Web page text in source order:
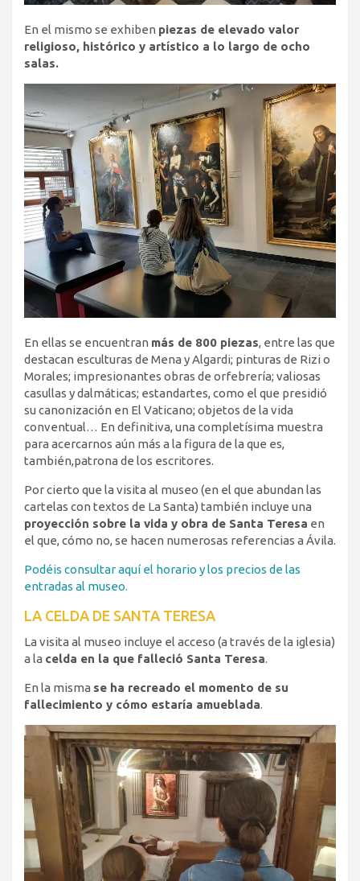
En el mismo se exhiben piezas de elevado valor
religioso, histórico y artístico a lo largo de ocho
salas.
En ellas se encuentran más de 800 piezas, entre las que
destacan esculturas de Mena y Algardi; pinturas de Rizi o
Morales; impresionantes obras de orfebrería; valiosas
casullas y dalmáticas; estandartes, como el que presidió
su canonización en El Vaticano; objetos de la vida
conventual… En definitiva, una completísima muestra
para acercarnos aún más a la figura de la que es,
también,patrona de los escritores.
Por cierto que la visita al museo (en el que abundan las
cartelas con textos de La Santa) también incluye una
proyección sobre la vida y obra de Santa Teresa en
el que, cómo no, se hacen numerosas referencias a Ávila.
Podéis consultar aquí el horario y los precios de las
entradas al museo.
LA CELDA DE SANTA TERESA
La visita al museo incluye el acceso (a través de la iglesia)
a la celda en la que falleció Santa Teresa.
En la misma se ha recreado el momento de su
fallecimiento y cómo estaría amueblada.